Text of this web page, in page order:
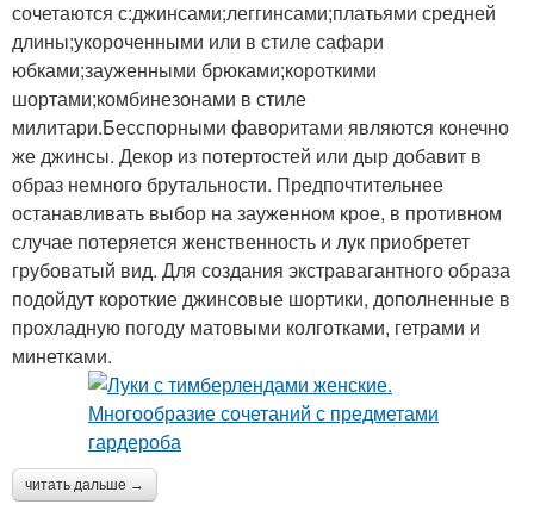
Женские луки
сочетаются с:джинсами;леггинсами;платьями средней
длины;укороченными или в стиле сафари
юбками;зауженными брюками;короткими
шортами;комбинезонами в стиле
милитари.Бесспорными фаворитами являются конечно
же джинсы. Декор из потертостей или дыр добавит в
образ немного брутальности. Предпочтительнее
останавливать выбор на зауженном крое, в противном
случае потеряется женственность и лук приобретет
грубоватый вид. Для создания экстравагантного образа
подойдут короткие джинсовые шортики, дополненные в
прохладную погоду матовыми колготками, гетрами и
минетками.
читать дальше →